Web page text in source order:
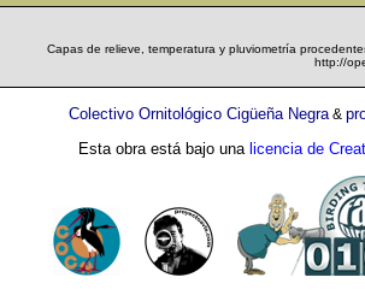
Capas de relieve, temperatura y pluviometría
http://
Colectivo Ornitológico Cigüeña Negra&
Esta obra está bajo una licencia de